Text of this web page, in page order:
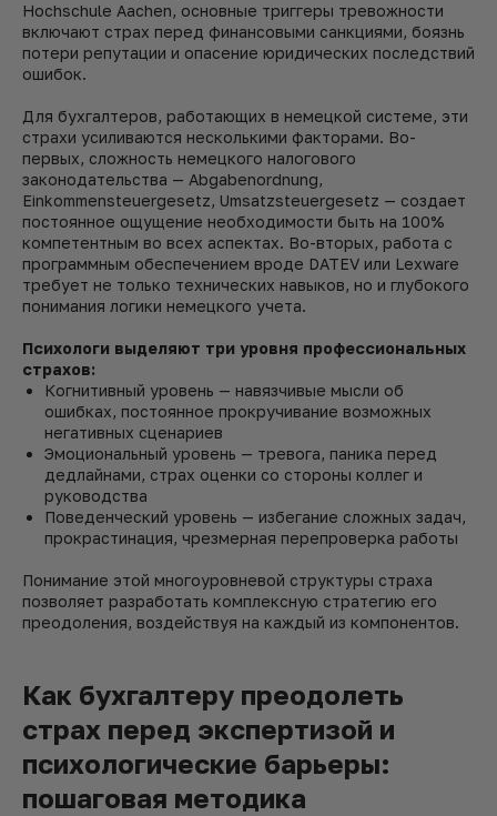
Hochschule Aachen, основные триггеры тревожности
включают страх перед финансовыми санкциями, боязнь
потери репутации и опасение юридических последствий
ошибок.
Для бухгалтеров, работающих в немецкой системе, эти
страхи усиливаются несколькими факторами. Во-
первых, сложность немецкого налогового
законодательства — Abgabenordnung,
Einkommensteuergesetz, Umsatzsteuergesetz — создает
постоянное ощущение необходимости быть на 100%
компетентным во всех аспектах. Во-вторых, работа с
программным обеспечением вроде DATEV или Lexware
требует не только технических навыков, но и глубокого
понимания логики немецкого учета.
Психологи выделяют три уровня профессиональных
страхов:
Когнитивный уровень — навязчивые мысли об
ошибках, постоянное прокручивание возможных
негативных сценариев
Эмоциональный уровень — тревога, паника перед
дедлайнами, страх оценки со стороны коллег и
руководства
Поведенческий уровень — избегание сложных задач,
прокрастинация, чрезмерная перепроверка работы
Понимание этой многоуровневой структуры страха
позволяет разработать комплексную стратегию его
преодоления, воздействуя на каждый из компонентов.
Как бухгалтеру преодолеть
страх перед экспертизой и
психологические барьеры:
пошаговая методика